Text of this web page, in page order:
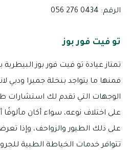
الرقم: 0434 276 056
تو فيت فور بوز
تمتاز عيادة تو فيت فور بوز
فمنها ما يتواجد بنخلة جميرا ودبي
الوجهات التي تقدم لك استشارات
على اختلاف نوعه، سواء أكان مألوفًا
على ذلك الطيور والزواحف، وإذا
تتوافر خدمات الخياطة الطبية